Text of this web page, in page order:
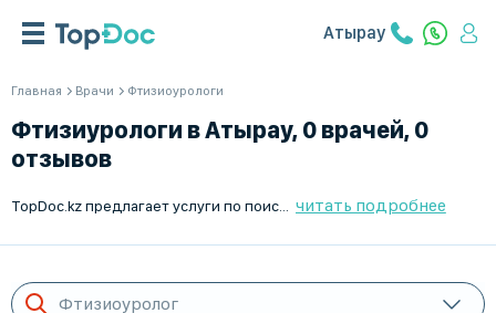
Атырау
Главная Врачи Фтизиоурологи
Фтизиурологи в Атырау, 0 врачей, 0
отзывов
читать подробнее
Фтизиоуролог